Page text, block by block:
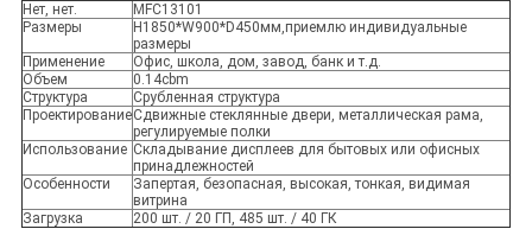
Нет, нет.
MFC13101
Размеры
H1850*W900*D450мм,приемлю индивидуальные
размеры
Применение
Офис, школа, дом, завод, банк и т.д.
Объем
0.14cbm
Структура
Срубленная структура
ПроектированиеСдвижные стеклянные двери, металлическая рама,
регулируемые полки
Использование Складывание дисплеев для бытовых или офисных
принадлежностей
Особенности
Запертая, безопасная, высокая, тонкая, видимая
витрина
Загрузка
200 шт. / 20 ГП, 485 шт. / 40 ГК